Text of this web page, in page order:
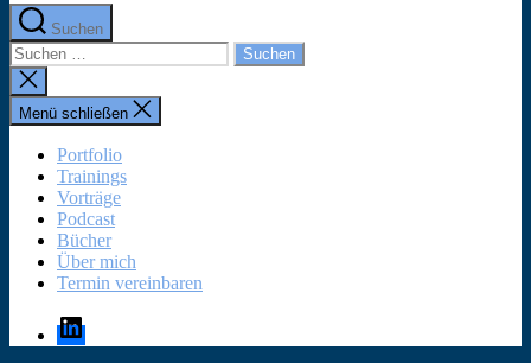
Suchen
Suchen
nach:
Suche
schließen
Menü schließen
Portfolio
Trainings
Vorträge
Podcast
Bücher
Über mich
Termin vereinbaren
LinkedIn